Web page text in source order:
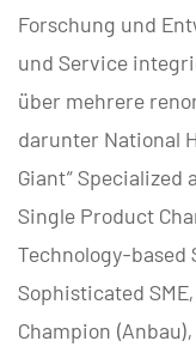
Forschung und
und Service
über mehrere
darunter National
Giant“ Specialized
Single Product
Technology-based
Sophisticated
Champion